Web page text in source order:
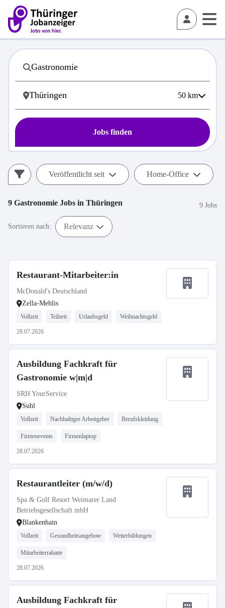
50 km
Jobs finden
Veröffentlicht seit Home-Office
9 Gastronomie Jobs in Thüringen 9 Jobs
Sortieren nach: Relevanz
Restaurant-Mitarbeiter:in
McDonald's Deutschland
Zella-Mehlis
Vollzeit Teilzeit Urlaubsgeld Weihnachtsgeld
28.07.2026
Ausbildung Fachkraft für
Gastronomie w|m|d
SRH YourService
Suhl
Vollzeit Nachhaltiger Arbeitgeber Berufskleidung
Firmenevents Firmenlaptop
28.07.2026
Restaurantleiter (m/w/d)
Spa & Golf Resort Weimarer Land
Betriebsgesellschaft mbH
Blankenhain
Vollzeit Gesundheitsangebote Weiterbildungen
Mitarbeiterrabatte
28.07.2026
Ausbildung Fachkraft für